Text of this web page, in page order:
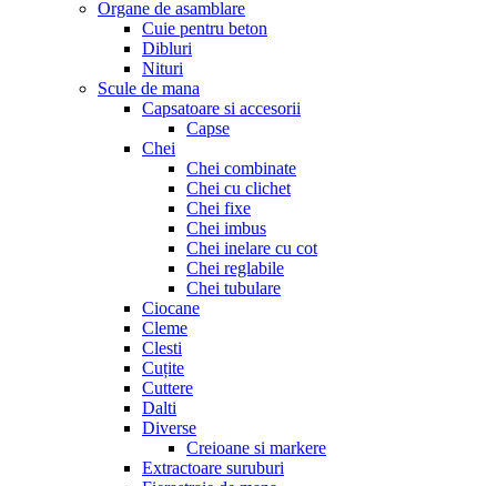
Organe de asamblare
Cuie pentru beton
Dibluri
Nituri
Scule de mana
Capsatoare si accesorii
Capse
Chei
Chei combinate
Chei cu clichet
Chei fixe
Chei imbus
Chei inelare cu cot
Chei reglabile
Chei tubulare
Ciocane
Cleme
Clesti
Cuțite
Cuttere
Dalti
Diverse
Creioane si markere
Extractoare suruburi